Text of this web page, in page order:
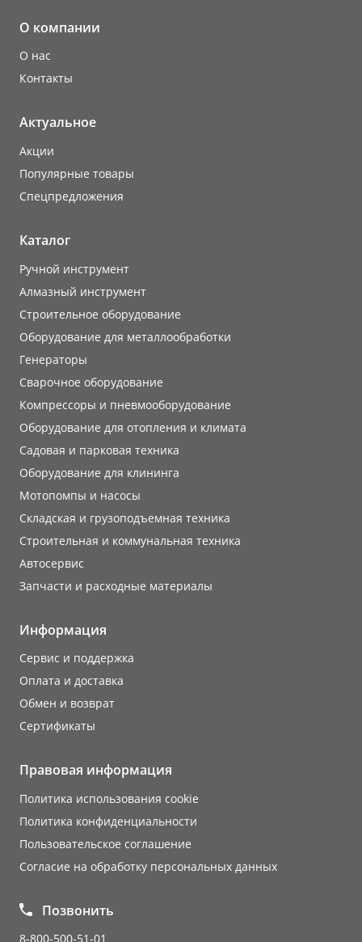
О компании
О нас
Контакты
Актуальное
Акции
Популярные товары
Cпецпредложения
Каталог
Ручной инструмент
Алмазный инструмент
Строительное оборудование
Оборудование для металлообработки
Генераторы
Сварочное оборудование
Компрессоры и пневмооборудование
Оборудование для отопления и климата
Садовая и парковая техника
Оборудование для клининга
Мотопомпы и насосы
Складская и грузоподъемная техника
Строительная и коммунальная техника
Автосервис
Запчасти и расходные материалы
Информация
Сервис и поддержка
Оплата и доставка
Обмен и возврат
Сертификаты
Правовая информация
Политика использования cookie
Политика конфиденциальности
Пользовательское соглашение
Согласие на обработку персональных данных
Позвонить
8-800-500-51-01